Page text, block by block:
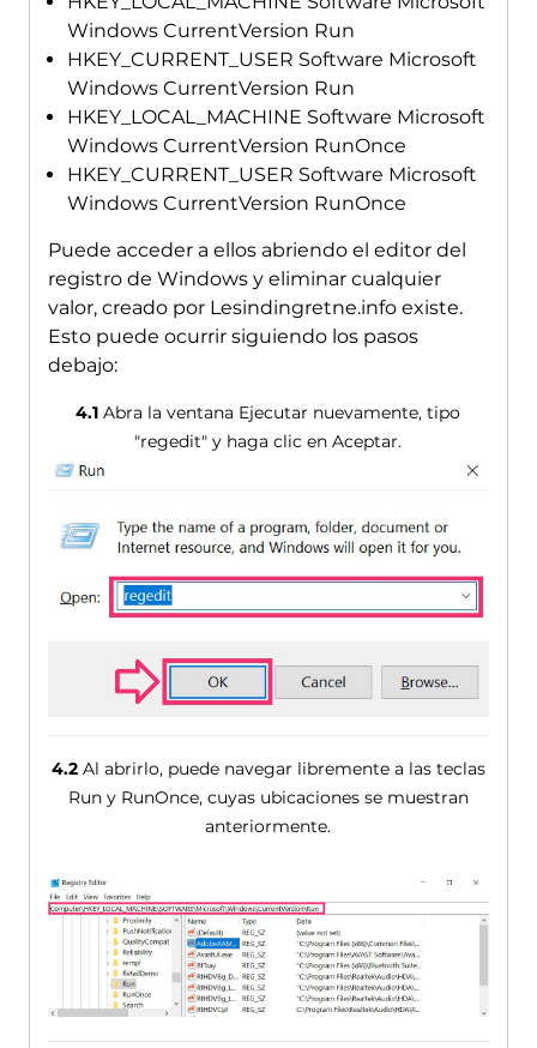
Windows CurrentVersion Run
HKEY_CURRENT_USER Software Microsoft
Windows CurrentVersion Run
HKEY_LOCAL_MACHINE Software Microsoft
Windows CurrentVersion RunOnce
HKEY_CURRENT_USER Software Microsoft
Windows CurrentVersion RunOnce
Puede acceder a ellos abriendo el editor del
registro de Windows y eliminar cualquier
valor, creado por Lesindingretne.info existe.
Esto puede ocurrir siguiendo los pasos
debajo:
4.1 Abra la ventana Ejecutar nuevamente, tipo
"regedit" y haga clic en Aceptar.
4.2Al abrirlo, puede navegar libremente a las teclas
Run y ​​RunOnce, cuyas ubicaciones se muestran
anteriormente.